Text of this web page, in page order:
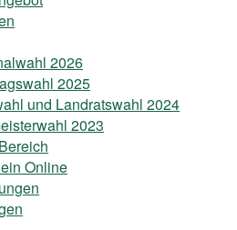
2026
2025
und Landratswahl 2024
2023
Online